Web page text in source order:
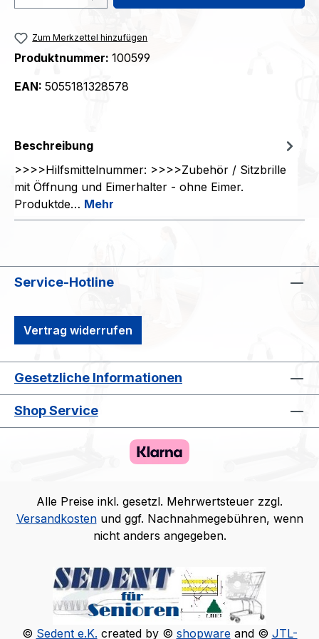
Zum Merkzettel hinzufügen
Produktnummer: 100599
EAN: 5055181328578
Beschreibung
>>>>Hilfsmittelnummer: >>>>Zubehör / Sitzbrille
mit Öffnung und Eimerhalter - ohne Eimer.
Produktde… Mehr
Service-Hotline
Vertrag widerrufen
Gesetzliche Informationen
Shop Service
Alle Preise inkl. gesetzl. Mehrwertsteuer zzgl.
Versandkostenund ggf. Nachnahmegebühren, wenn
nicht anders angegeben.
© Sedent e.K. created by © shopwareand © JTL-